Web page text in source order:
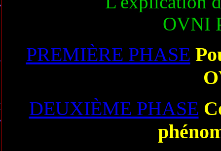
OVNI
PREMIÈRE PHASE
DEUXIÈME PHASE